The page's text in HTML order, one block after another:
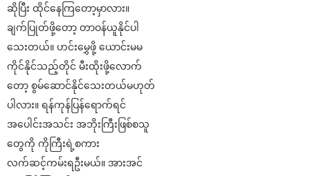
ဆိုပြီး ထိုင်နေကြတော့မှာလား။
ချက်ပြုတ်ဖို့တော့ တာဝန်ယူနိုင်ပါ
သေးတယ်။ ဟင်းမွှေဖို့ ယောင်းမမ
ကိုင်နိုင်သည့်တိုင် မီးထိုးဖို့လောက်
တော့ စွမ်ဆောင်နိုင်သေးတယ်မဟုတ်
ပါလား။ ရန်ကုန်ပြန်ရောက်ရင်
အပေါင်းအသင်း အဘိုးကြီးဖြစ်စသူ
တွေကို ကိုကြီးရဲ့စကား
လက်ဆင့်ကမ်းရဦးမယ်။ အားအင်